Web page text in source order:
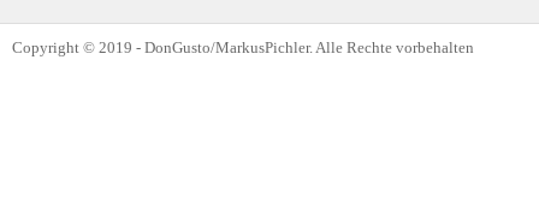
Copyright © 2019 - DonGusto/MarkusPichler. Alle Rechte vorbehalten